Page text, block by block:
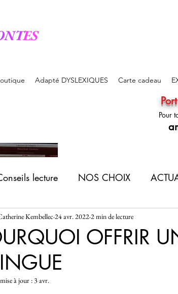
ES
Pour
Adapté DYSLEXIQUES Carte cadeau
lecture NOS CHOIX
OFFRIR
Kembellec 24 avr. 20222 min de lecture
à jour :3 avr.